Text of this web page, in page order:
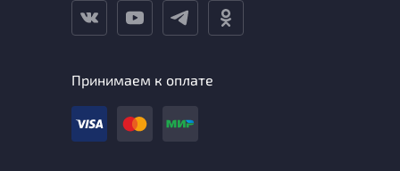
Принимаем к оплате